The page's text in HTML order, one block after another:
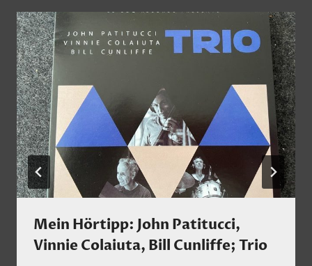
Mein Hörtipp: John Patitucci,
Vinnie Colaiuta, Bill Cunliffe; Trio